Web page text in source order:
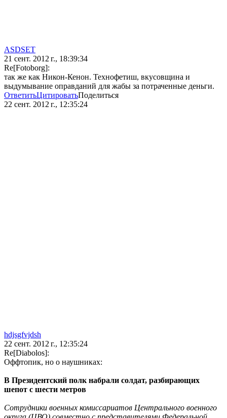
ASDSET
21 сент. 2012 г., 18:39:34
Re[Fotoborg]:
так же как Никон-Кенон. Технофетиш, вкусовщина и
выдумывание оправданий для жабы за потраченные деньги.
ОтветитьЦитироватьПоделиться
22 сент. 2012 г., 12:35:24
hdjsgfvjdsh
22 сент. 2012 г., 12:35:24
Re[Diabolos]:
Оффтопик, но о наушниках:
В Президентский полк набрали солдат, разбирающих
шепот с шести метров
Сотрудники военных комиссариатов Центрального военного